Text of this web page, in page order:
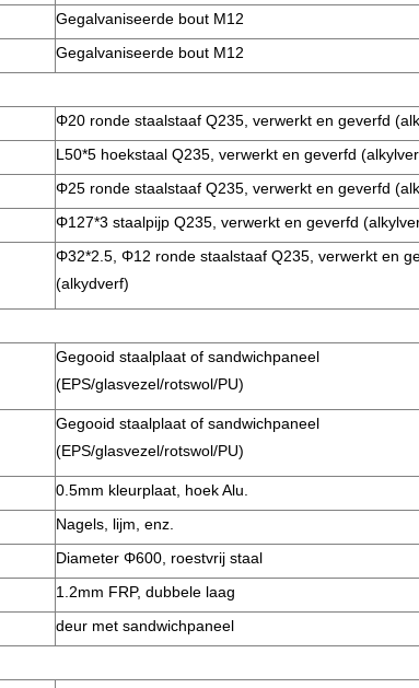
Gegalvaniseerde bout M12
Gegalvaniseerde bout M12
Φ20 ronde staalstaaf Q235, verwerkt en geverfd
L50*5 hoekstaal Q235, verwerkt en geverfd
Φ25 ronde staalstaaf Q235, verwerkt en geverfd
Φ127*3 staalpijp Q235, verwerkt en geverfd
Φ32*2.5, Φ12 ronde staalstaaf Q235, verwerkt en
(alkydverf)
Gegooid staalplaat of sandwichpaneel
(EPS/glasvezel/rotswol/PU)
Gegooid staalplaat of sandwichpaneel
(EPS/glasvezel/rotswol/PU)
0.5mm kleurplaat, hoek Alu.
Nagels, lijm, enz.
Diameter Φ600, roestvrij staal
1.2mm FRP, dubbele laag
deur met sandwichpaneel